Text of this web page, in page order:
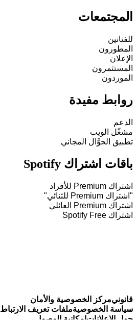
المجتمعات
للفنانين
المطورون
الإعلان
المستثمرون
الموردون
روابط مفيدة
الدعم
مشغّل الويب
تطبيق الجوَّال المجاني
باقات اشتراك Spotify
اشتراك Premium للأفراد
"اشتراك Premium للثنائي"
اشتراك Premium العائلي
اشتراك Spotify Free
قانونيمركز الخصوصية والأمان
سياسة الخصوصيةملفات تعريف الارتباط